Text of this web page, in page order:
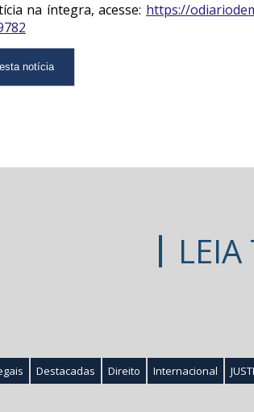
na íntegra, acesse: https://
Destacadas Direito Internacional